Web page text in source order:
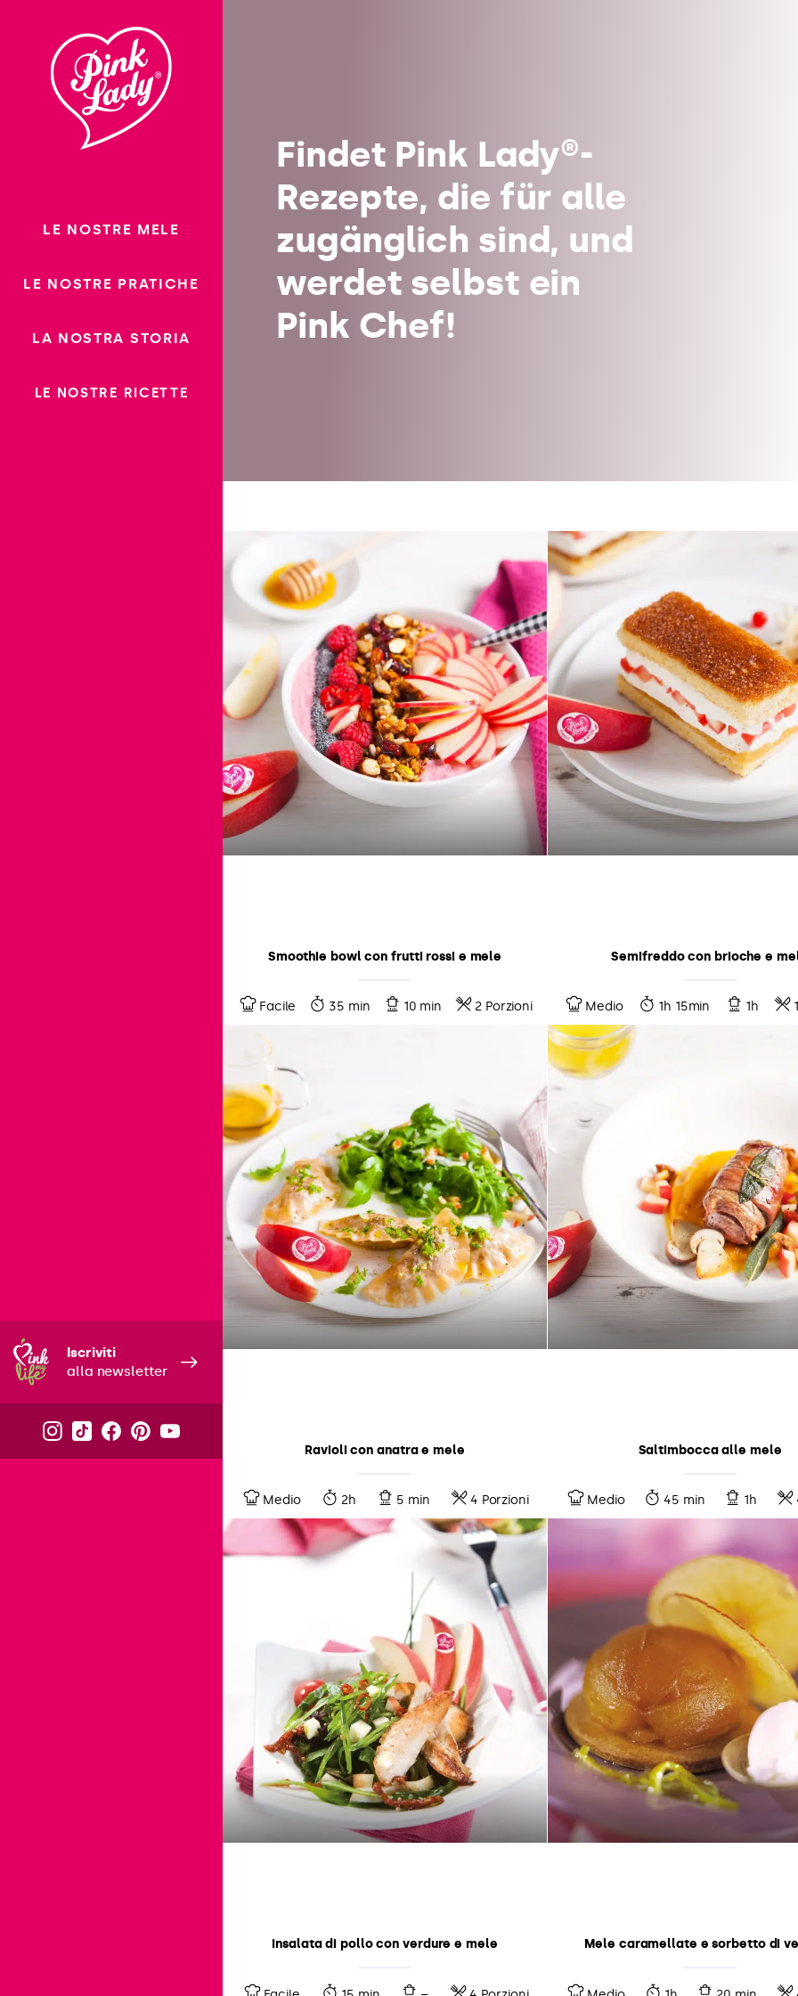
contenuto
LE NOSTRE MELE
LE NOSTRE PRATICHE
LA NOSTRA STORIA
LE NOSTRE RICETTE
Iscriviti
alla newsletter
Findet Pink Lady®-
Rezepte, die für alle
zugänglich sind, und
werdet selbst ein
Pink Chef!
Smoothie bowl con frutti rossi e mele
Facile 35 min 10 min 2 Porzioni
Semifreddo con brioche e
Medio 1h 15min 1h
Ravioli con anatra e mele
Medio 2h 5 min 4 Porzioni
Saltimbocca alle mele
Medio 45 min 1h
Insalata di pollo con verdure e mele Mele caramellate e sorbetto di